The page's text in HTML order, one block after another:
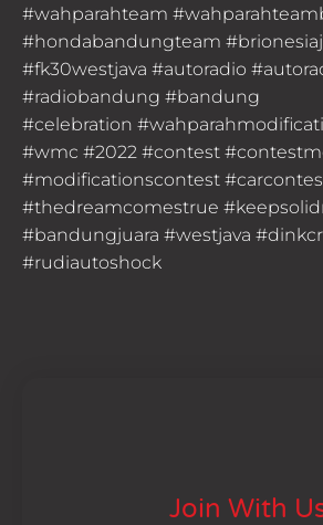
#wahparahteam
#hondabandungteam
#fk30westjava #autoradio
#radiobandung #bandung
#celebration
#wmc #2022 #contest
#modificationscontest
#thedreamcomestrue
#bandungjuara #westjava
#rudiautoshock
Join With